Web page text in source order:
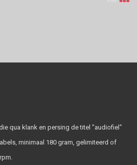
qua klank en persing de titel "audiofiel"
minimaal 180 gram, gelimiteerd of